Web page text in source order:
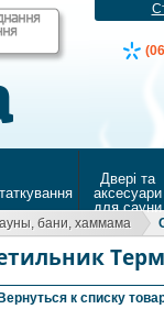
Двері та
аксесуари
для сауни
бани, хаммама
к списку